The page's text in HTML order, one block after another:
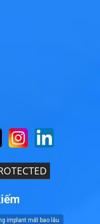
implant mất bao lâu